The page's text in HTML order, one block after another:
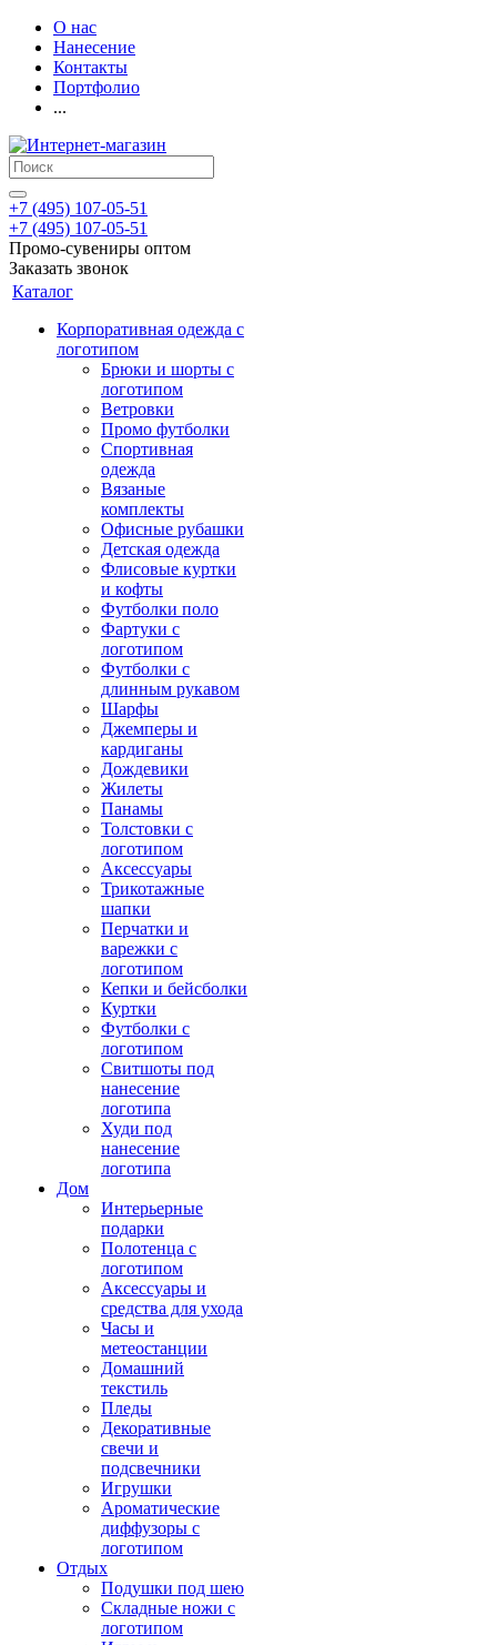
О нас
Нанесение
Контакты
Портфолио
...
+7 (495) 107-05-51
+7 (495) 107-05-51
Промо-сувениры оптом
Заказать звонок
Каталог
Корпоративная одежда с
логотипом
Брюки и шорты с
логотипом
Ветровки
Промо футболки
Спортивная
одежда
Вязаные
комплекты
Офисные рубашки
Детская одежда
Флисовые куртки
и кофты
Футболки поло
Фартуки с
логотипом
Футболки с
длинным рукавом
Шарфы
Джемперы и
кардиганы
Дождевики
Жилеты
Панамы
Толстовки с
логотипом
Аксессуары
Трикотажные
шапки
Перчатки и
варежки с
логотипом
Кепки и бейсболки
Куртки
Футболки с
логотипом
Свитшоты под
нанесение
логотипа
Худи под
нанесение
логотипа
Дом
Интерьерные
подарки
Полотенца с
логотипом
Аксессуары и
средства для ухода
Часы и
метеостанции
Домашний
текстиль
Пледы
Декоративные
свечи и
подсвечники
Игрушки
Ароматические
диффузоры с
логотипом
Отдых
Подушки под шею
Складные ножи с
логотипом